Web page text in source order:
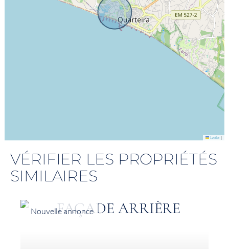
Leaflet |
VÉRIFIER LES PROPRIÉTÉS
SIMILAIRES
Nouvelle annonce